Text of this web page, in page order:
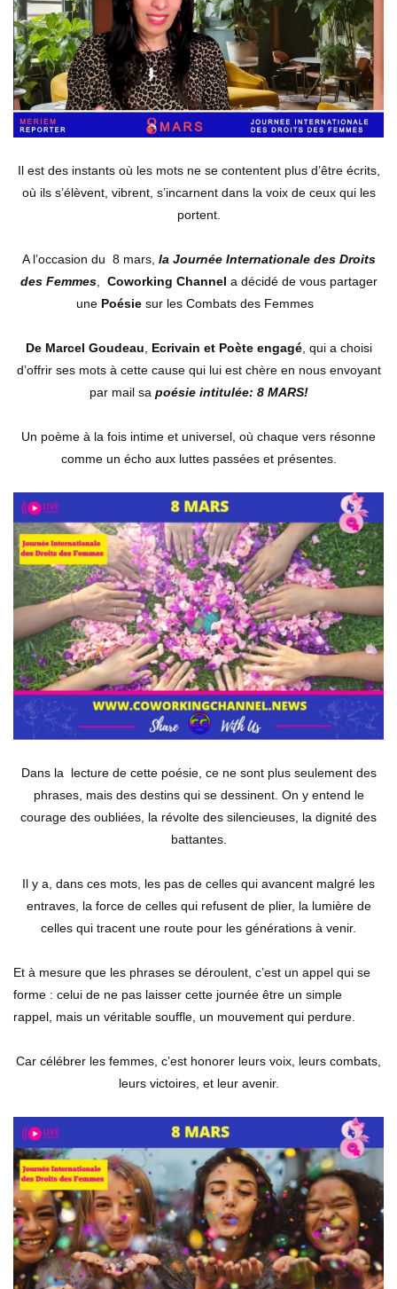
Il est des instants où les mots ne se contentent plus d’être écrits,
où ils s’élèvent, vibrent, s’incarnent dans la voix de ceux qui les
portent.
A l’occasion du 8 mars, la Journée Internationale des Droits
des Femmes, Coworking Channel a décidé de vous partager
une Poésie sur les Combats des Femmes
De Marcel Goudeau, Ecrivain et Poète engagé, qui a choisi
d’offrir ses mots à cette cause qui lui est chère en nous envoyant
par mail sapoésie intitulée: 8 MARS!
Un poème à la fois intime et universel, où chaque vers résonne
comme un écho aux luttes passées et présentes.
Dans la lecture de cette poésie, ce ne sont plus seulement des
phrases, mais des destins qui se dessinent. On y entend le
courage des oubliées, la révolte des silencieuses, la dignité des
battantes.
Il y a, dans ces mots, les pas de celles qui avancent malgré les
entraves, la force de celles qui refusent de plier, la lumière de
celles qui tracent une route pour les générations à venir.
Et à mesure que les phrases se déroulent, c’est un appel qui se
forme : celui de ne pas laisser cette journée être un simple
rappel, mais un véritable souffle, un mouvement qui perdure.
Car célébrer les femmes, c’est honorer leurs voix, leurs combats,
leurs victoires, et leur avenir.